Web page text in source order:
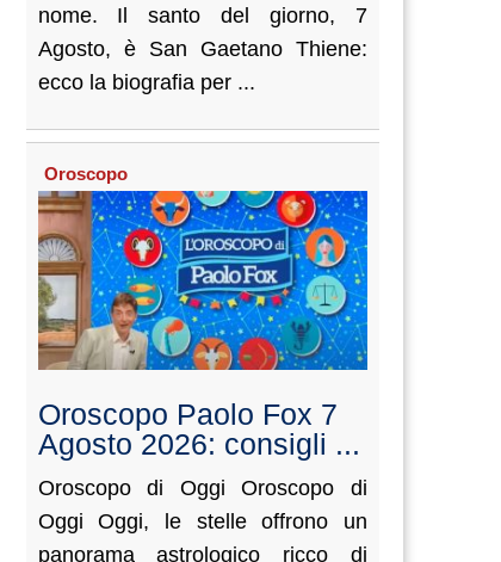
nome. Il santo del giorno, 7
Agosto, è San Gaetano Thiene:
ecco la biografia per ...
Oroscopo
Oroscopo Paolo Fox 7
Agosto 2026: consigli ...
Oroscopo di Oggi Oroscopo di
Oggi Oggi, le stelle offrono un
panorama astrologico ricco di